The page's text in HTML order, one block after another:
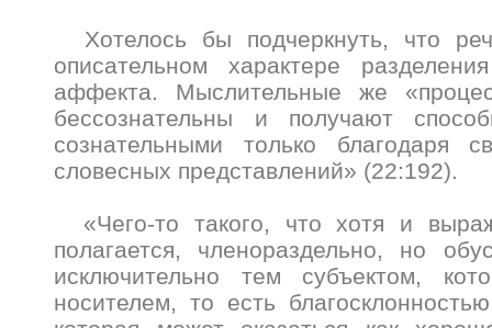
Хотелось бы подчеркнуть, что
описательном характере
аффекта. Мыслительные же
бессознательны и получают
сознательными только благодаря
словесных представлений» (22:192).
«Чего-то такого, что хотя и
полагается, членораздельно, но
исключительно тем субъектом,
носителем, то есть